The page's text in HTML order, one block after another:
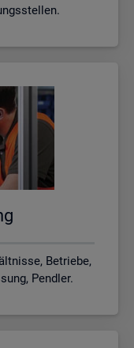
Betriebe,
Pendler.